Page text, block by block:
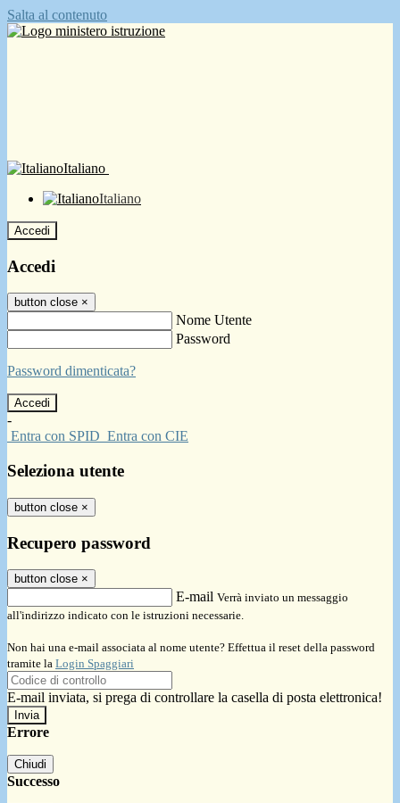
Salta al contenuto
Italiano
Italiano
Accedi
Accedi
button close ×
Nome Utente
Password
Password dimenticata?
-
Entra con SPID Entra con CIE
Seleziona utente
button close ×
Recupero password
button close ×
E-mail Verrà inviato un messaggio
all'indirizzo indicato con le istruzioni necessarie.
Non hai una e-mail associata al nome utente? Effettua il reset della password
tramite la Login Spaggiari
E-mail inviata, si prega di controllare la casella di posta elettronica!
Errore
Chiudi
Successo